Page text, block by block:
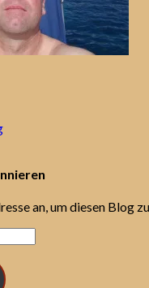
an, um diesen Blog